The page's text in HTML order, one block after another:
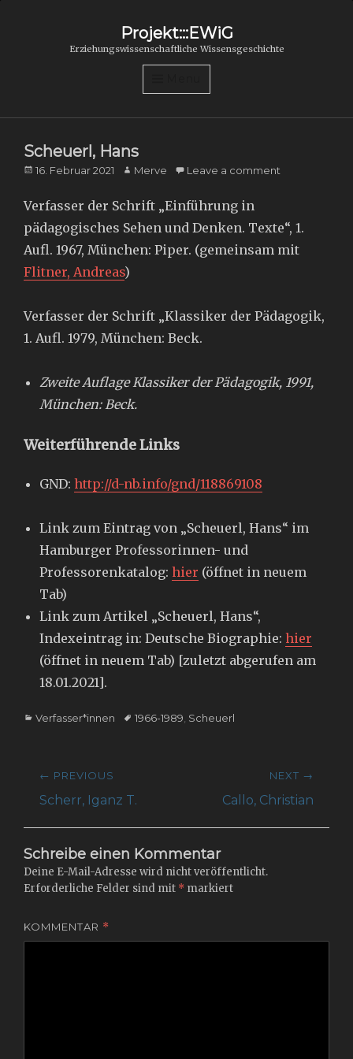
Projekt:::EWiG
Erziehungswissenschaftliche Wissensgeschichte
Scheuerl, Hans
Posted
16. Februar 2021 Author
Merve Leave a comment
Verfasser der Schrift „Einführung in
pädagogisches Sehen und Denken. Texte“, 1.
Aufl. 1967, München: Piper. (gemeinsam mit
Flitner, Andreas)
Verfasser der Schrift „Klassiker der Pädagogik,
1. Aufl. 1979, München: Beck.
Zweite Auflage Klassiker der Pädagogik, 1991,
München: Beck.
Weiterführende Links
GND: http://d-nb.info/gnd/118869108
Link zum Eintrag von „Scheuerl, Hans“ im
Hamburger Professorinnen- und
Professorenkatalog: hier (öffnet in neuem
Tab)
Link zum Artikel „Scheuerl, Hans“,
Indexeintrag in: Deutsche Biographie: hier
(öffnet in neuem Tab) [zuletzt abgerufen am
18.01.2021].
Categories
Verfasser*innen Tags1966-1989, Scheuerl
Beitragsnavigation
← PREVIOUS
Previous
Scherr, Iganz T.
NEXT →
Callo, Christian
Schreibe einen Kommentar
Deine E-Mail-Adresse wird nicht veröffentlicht.
Erforderliche Felder sind mit * markiert
KOMMENTAR *